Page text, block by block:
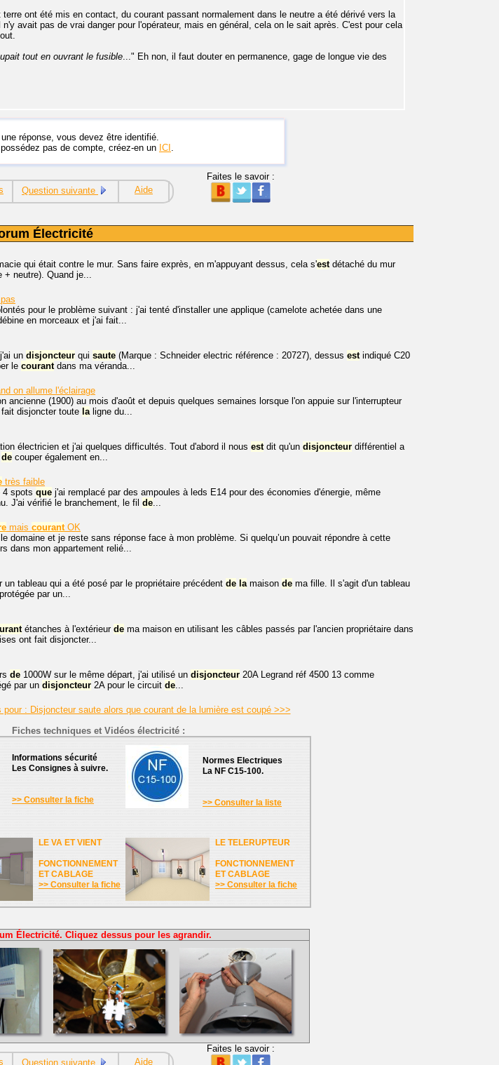
terre ont été mis en contact, du courant passant normalement dans le neutre a été dérivé vers la
avait pas de vrai danger pour l'opérateur, mais en général, cela on le sait après. C'est pour cela
tout en ouvrant le fusible..." Eh non, il faut douter en permanence, gage de longue vie des
une réponse, vous devez être identifié.
pas de compte, créez-en un ICI .
Question suivante Aide
Faites le savoir :
Électricité
qui était contre le mur. Sans faire exprès, en m'appuyant dessus, cela s'estdétaché du mur
+ neutre). Quand je...
pas
pour le problème suivant : j'ai tenté d'installer une applique (camelote achetée dans une
en morceaux et j'ai fait...
un disjoncteur qui saute (Marque : Schneider electric référence : 20727), dessus estindiqué C20
le courantdans ma véranda...
on allume l'éclairage
ancienne (1900) au mois d'août et depuis quelques semaines lorsque l'on appuie sur l'interrupteur
disjoncter toute laligne du...
électricien et j'ai quelques difficultés. Tout d'abord il nous estdit qu'un disjoncteur différentiel a
de couper également en...
très faible
4 spots que j'ai remplacé par des ampoules à leds E14 pour des économies d'énergie, même
J'ai vérifié le branchement, le fil de...
mais courantOK
domaine et je reste sans réponse face à mon problème. Si quelqu’un pouvait répondre à cette
dans mon appartement relié...
tableau qui a été posé par le propriétaire précédent de lamaison de ma fille. Il s'agit d'un tableau
par un...
étanches à l'extérieur de ma maison en utilisant les câbles passés par l'ancien propriétaire dans
ont fait disjoncter...
de 1000W sur le même départ, j'ai utilisé un disjoncteur 20A Legrand réf 4500 13 comme
par un disjoncteur 2A pour le circuit de...
: Disjoncteur saute alors que courant de la lumière est coupé >>>
Fiches techniques et Vidéos électricité :
Informations sécurité
Les Consignes à suivre.
>> Consulter la fiche
Normes Electriques
La NF C15-100.
>> Consulter la liste
LE VA ET VIENT
FONCTIONNEMENT
ET CABLAGE
>> Consulter la fiche
LE TELERUPTEUR
FONCTIONNEMENT
ET CABLAGE
>> Consulter la fiche
Électricité. Cliquez dessus pour les agrandir.
Question suivante Aide
Faites le savoir :